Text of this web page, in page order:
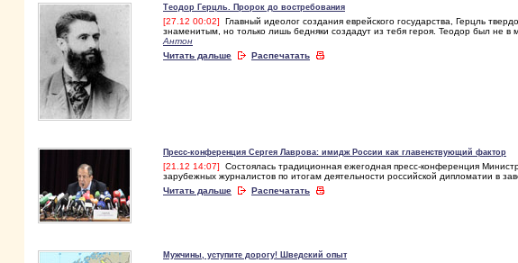
Теодор Герцль. Пророк до востребования
[27.12 00:02] Главный идеолог создания еврейского государства, Герцль
знаменитым, но только лишь бедняки создадут из тебя героя. Теодор был не в
Антон
Читать дальше
Распечатать
Пресс-конференция Сергея Лаврова: имидж России как главенствующий фактор
[21.12 14:07] Состоялась традиционная ежегодная пресс-конференция
зарубежных журналистов по итогам деятельности российской дипломатии в
Читать дальше
Распечатать
Мужчины, уступите дорогу! Шведский опыт